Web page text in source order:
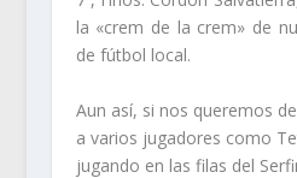
la «crem de la crem» de
de fútbol local.
Aun así, si nos queremos
a varios jugadores como
jugando en las filas del